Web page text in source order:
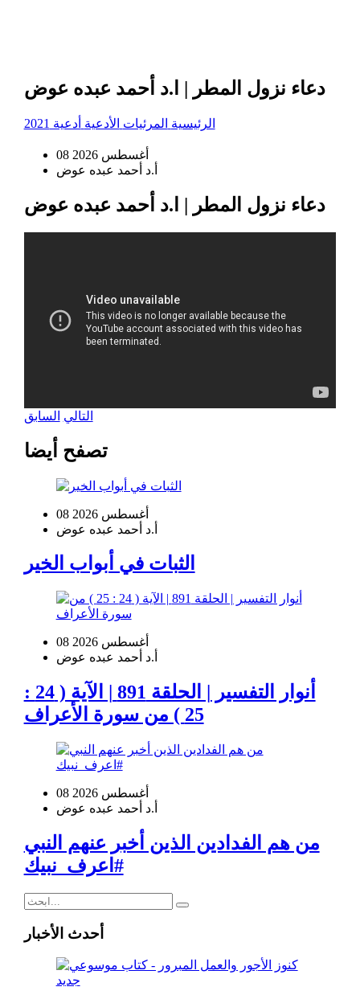
دعاء نزول المطر | ا.د أحمد عبده عوض
الرئيسية المرئيات الأدعية أدعية 2021
08 أغسطس 2026
أ.د أحمد عبده عوض
دعاء نزول المطر | ا.د أحمد عبده عوض
التالي السابق
تصفح أيضا
08 أغسطس 2026
أ.د أحمد عبده عوض
الثبات في أبواب الخير
08 أغسطس 2026
أ.د أحمد عبده عوض
أنوار التفسير | الحلقة 891 | الآية ( 24 :
25 ) من سورة الأعراف
08 أغسطس 2026
أ.د أحمد عبده عوض
من هم الفدادين الذين أخبر عنهم النبي
#اعرف_نبيك
أحدث الأخبار